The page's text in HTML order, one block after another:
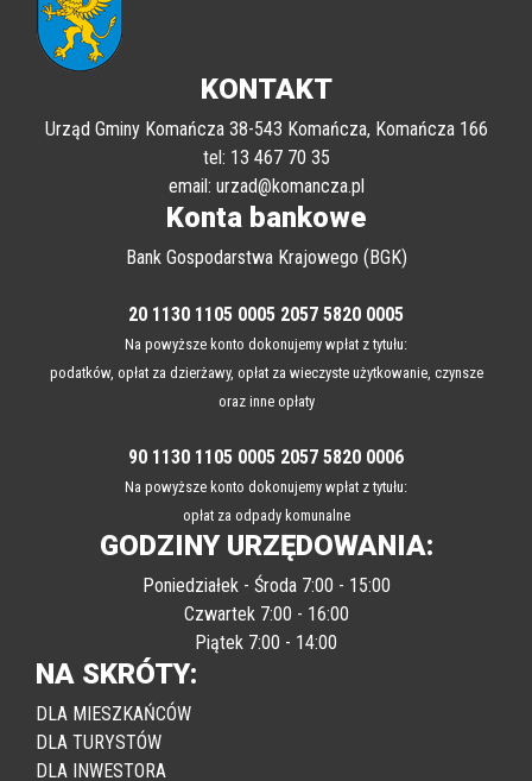
KONTAKT
Urząd Gminy Komańcza 38-543 Komańcza, Komańcza 166
tel: 13 467 70 35
email: urzad@komancza.pl
Konta bankowe
Bank Gospodarstwa Krajowego (BGK)
opłat za odpady komunalne
GODZINY URZĘDOWANIA:
Poniedziałek - Środa 7:00 - 15:00
Czwartek 7:00 - 16:00
Piątek 7:00 - 14:00
NA SKRÓTY:
DLA MIESZKAŃCÓW
DLA TURYSTÓW